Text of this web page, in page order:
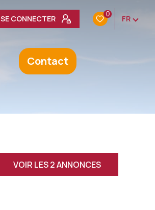
SE CONNECTER 0 FR
Contact
VOIR LES2ANNONCES